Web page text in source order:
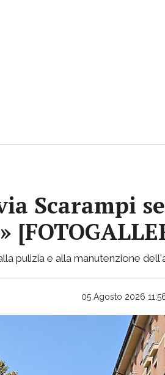
Scarampi
pulizia e alla manutenzione
05 Agosto 2026